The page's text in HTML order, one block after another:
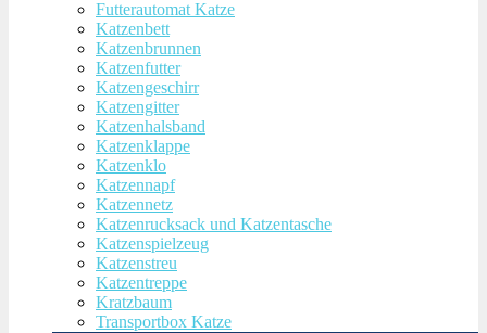
Futterautomat Katze
Katzenbett
Katzenbrunnen
Katzenfutter
Katzengeschirr
Katzengitter
Katzenhalsband
Katzenklappe
Katzenklo
Katzennapf
Katzennetz
Katzenrucksack und Katzentasche
Katzenspielzeug
Katzenstreu
Katzentreppe
Kratzbaum
Transportbox Katze